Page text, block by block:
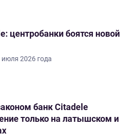
центробанки боятся новой
июля 2026 года
банк Citadele
только на латышском и